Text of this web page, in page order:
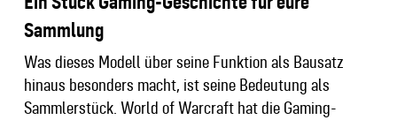
Sammlung
Was dieses Modell über seine Funktion als Bausatz
hinaus besonders macht, ist seine Bedeutung als
Sammlerstück. World of Warcraft hat die Gaming-